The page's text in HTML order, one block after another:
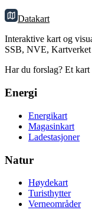
Datakart
Interaktive kart og
SSB, NVE, Kartverket
Har du forslag? Et kart
Energi
Energikart
Magasinkart
Ladestasjoner
Natur
Høydekart
Turisthytter
Verneområder